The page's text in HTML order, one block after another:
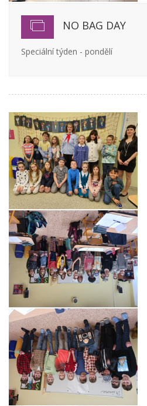
NO BAG DAY
Speciální týden - pondělí